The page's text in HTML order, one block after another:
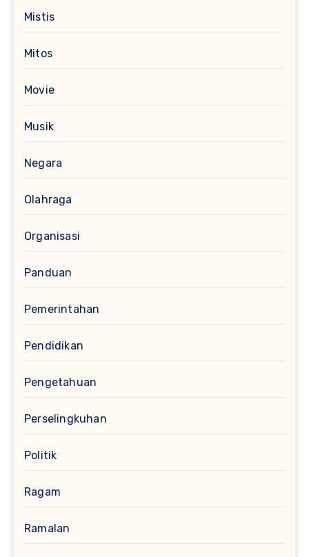
Mistis
Mitos
Movie
Musik
Negara
Olahraga
Organisasi
Panduan
Pemerintahan
Pendidikan
Pengetahuan
Perselingkuhan
Politik
Ragam
Ramalan